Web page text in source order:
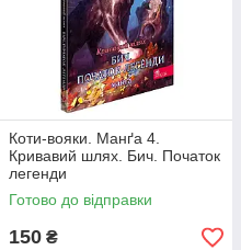
Коти-вояки. Манґа 4.
Кривавий шлях. Бич. Початок
легенди
Готово до відправки
150 ₴